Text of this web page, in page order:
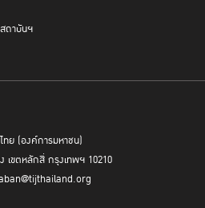
ถาบันฯ
ทย (องค์การมหาชน)
เขตหลักสี่ กรุงเทพฯ 10210